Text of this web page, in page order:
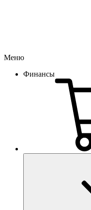
Меню
Финансы